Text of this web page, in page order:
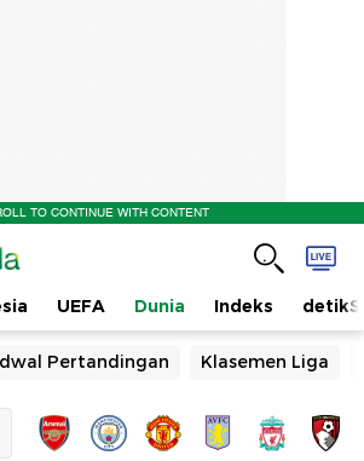
TO CONTINUE WITH CONTENT
UEFA Dunia Indeks
Pertandingan Klasemen Liga